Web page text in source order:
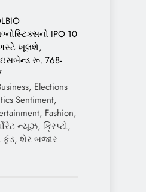
IPO 10
ખૂલશે,
રૂ. 768-
Elections
Sentiment,
Fashion,
ન્યૂઝ, ક્રિપ્ટો,
શેર બજાર